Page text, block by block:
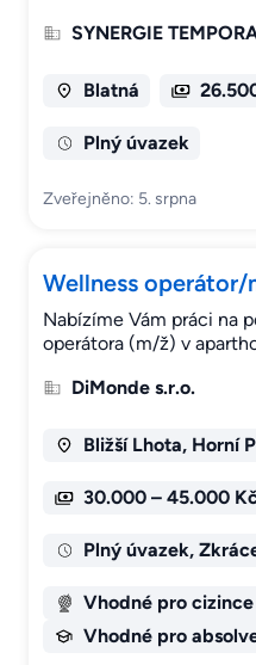
SYNERGIE
Blatná
Plný úvazek
Zveřejněno: 5. srpna
Wellness operátor/
Nabízíme Vám práci na
operátora (m/ž) v
DiMonde s.r.o.
Bližší Lhota, Horní
30.000 – 45.000 Kč
Plný úvazek,
Vhodné pro cizince
Vhodné pro